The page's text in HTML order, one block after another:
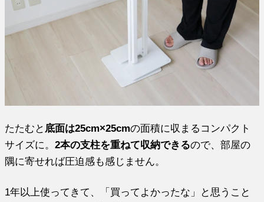
たたむと 底面は25cm×25cmの面積に収まるコンパクト
サイズに。2本の支柱を重ねて収納できるので、部屋の
隅に寄せれば圧迫感も感じません。
1年以上使ってきて、「買ってよかったな」と思うこと